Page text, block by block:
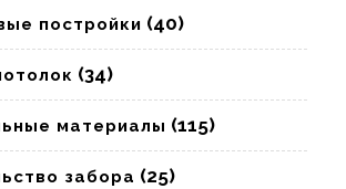
постройки (40)
(34)
материалы (115)
забора (25)